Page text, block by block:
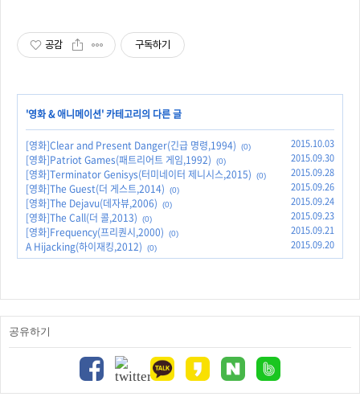
공감 구독하기
'영화 & 애니메이션' 카테고리의 다른 글
[영화]Clear and Present Danger(긴급 명령,1994) (0) 2015.10.03
[영화]Patriot Games(패트리어트 게임,1992) (0) 2015.09.30
[영화]Terminator Genisys(터미네이터 제니시스,2015) (0) 2015.09.28
[영화]The Guest(더 게스트,2014) (0) 2015.09.26
[영화]The Dejavu(데자뷰,2006) (0) 2015.09.24
[영화]The Call(더 콜,2013) (0) 2015.09.23
[영화]Frequency(프리퀀시,2000) (0) 2015.09.21
A Hijacking(하이재킹,2012) (0) 2015.09.20
공유하기